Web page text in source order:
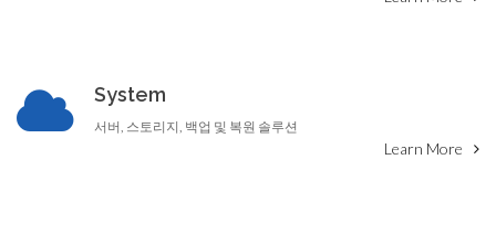
System
서버, 스토리지, 백업 및 복원 솔루션
Learn More